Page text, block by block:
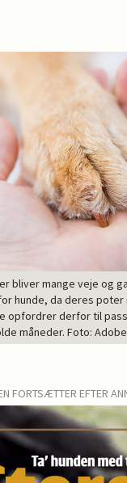
bliver mange veje og
hunde, da deres poter
opfordrer derfor til
måneder. Foto:
FORTSÆTTER EFTER